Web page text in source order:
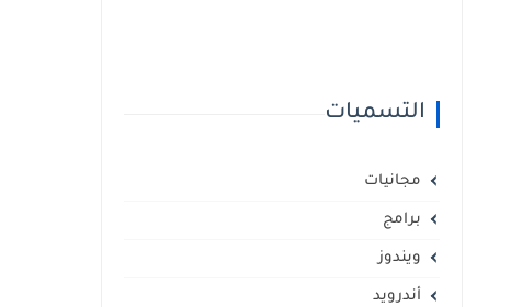
التسميات
مجانيات
برامج
ويندوز
أندرويد